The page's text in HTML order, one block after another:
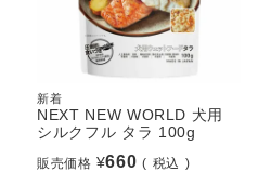
新着
NEXT NEW WORLD 犬用
シルクフル タラ 100g
販売価格 ¥660
税込